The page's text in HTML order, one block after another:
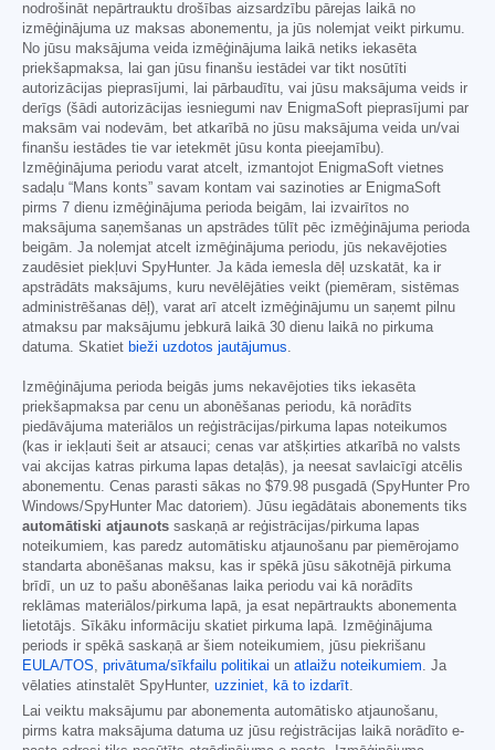
nodrošināt nepārtrauktu drošības aizsardzību pārejas laikā no
izmēģinājuma uz maksas abonementu, ja jūs nolemjat veikt pirkumu.
No jūsu maksājuma veida izmēģinājuma laikā netiks iekasēta
priekšapmaksa, lai gan jūsu finanšu iestādei var tikt nosūtīti
autorizācijas pieprasījumi, lai pārbaudītu, vai jūsu maksājuma veids ir
derīgs (šādi autorizācijas iesniegumi nav EnigmaSoft pieprasījumi par
maksām vai nodevām, bet atkarībā no jūsu maksājuma veida un/vai
finanšu iestādes tie var ietekmēt jūsu konta pieejamību).
Izmēģinājuma periodu varat atcelt, izmantojot EnigmaSoft vietnes
sadaļu “Mans konts” savam kontam vai sazinoties ar EnigmaSoft
pirms 7 dienu izmēģinājuma perioda beigām, lai izvairītos no
maksājuma saņemšanas un apstrādes tūlīt pēc izmēģinājuma perioda
beigām. Ja nolemjat atcelt izmēģinājuma periodu, jūs nekavējoties
zaudēsiet piekļuvi SpyHunter. Ja kāda iemesla dēļ uzskatāt, ka ir
apstrādāts maksājums, kuru nevēlējāties veikt (piemēram, sistēmas
administrēšanas dēļ), varat arī atcelt izmēģinājumu un saņemt pilnu
atmaksu par maksājumu jebkurā laikā 30 dienu laikā no pirkuma
datuma. Skatiet bieži uzdotos jautājumus.
Izmēģinājuma perioda beigās jums nekavējoties tiks iekasēta
priekšapmaksa par cenu un abonēšanas periodu, kā norādīts
piedāvājuma materiālos un reģistrācijas/pirkuma lapas noteikumos
(kas ir iekļauti šeit ar atsauci; cenas var atšķirties atkarībā no valsts
vai akcijas katras pirkuma lapas detaļās), ja neesat savlaicīgi atcēlis
abonementu. Cenas parasti sākas no $79.98 pusgadā (SpyHunter Pro
Windows/SpyHunter Mac datoriem). Jūsu iegādātais abonements tiks
automātiski atjaunots saskaņā ar reģistrācijas/pirkuma lapas
noteikumiem, kas paredz automātisku atjaunošanu par piemērojamo
standarta abonēšanas maksu, kas ir spēkā jūsu sākotnējā pirkuma
brīdī, un uz to pašu abonēšanas laika periodu vai kā norādīts
reklāmas materiālos/pirkuma lapā, ja esat nepārtraukts abonementa
lietotājs. Sīkāku informāciju skatiet pirkuma lapā. Izmēģinājuma
periods ir spēkā saskaņā ar šiem noteikumiem, jūsu piekrišanu
EULA/TOS, privātuma/sīkfailu politikai un atlaižu noteikumiem. Ja
vēlaties atinstalēt SpyHunter, uzziniet, kā to izdarīt.
Lai veiktu maksājumu par abonementa automātisko atjaunošanu,
pirms katra maksājuma datuma uz jūsu reģistrācijas laikā norādīto e-